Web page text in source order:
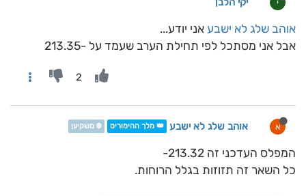
י
אוהב שלג לא ישבע אני יודע...
אבל אני מסתכל לפי תחילת הערב שעמד על -213.35
2
א אוהב שלג לא ישבע 👑 מלך ההימורים ❄️ משקיען
המפלס העדכני זה 213.32-
כל השאר זה תזוזות בגלל הרוחות.